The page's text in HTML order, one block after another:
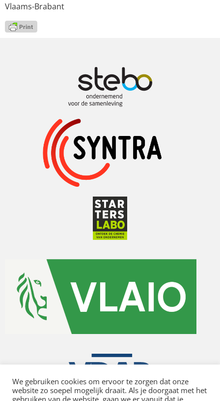
Vlaams-Brabant
We gebruiken cookies om ervoor te zorgen dat onze
website zo soepel mogelijk draait. Als je doorgaat met het
gebruiken van de website, gaan we er vanuit dat je